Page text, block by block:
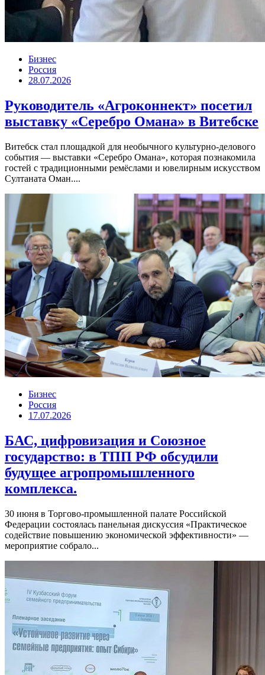
Бизнес
Россия
28.07.2026
Руководитель «Агроконнект» посетил
выставку «Серебро Омана» в Витебске
Витебск стал площадкой для необычного культурно-делового
события — выставки «Серебро Омана», которая познакомила
гостей с традиционными ремёслами и ювелирным искусством
Султаната Оман....
Бизнес
Россия
17.07.2026
БАС, цифровизация и Союзное
государство: в ТПП РФ обсудили
будущее агропромышленного
комплекса.
30 июня в Торгово-промышленной палате Российской
Федерации состоялась панельная дискуссия «Практическое
содействие повышению экономической эффективности» —
мероприятие собрало...